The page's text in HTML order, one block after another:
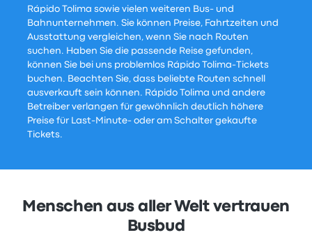
Rápido Tolima sowie vielen weiteren Bus- und
Bahnunternehmen. Sie können Preise, Fahrtzeiten und
Ausstattung vergleichen, wenn Sie nach Routen
suchen. Haben Sie die passende Reise gefunden,
können Sie bei uns problemlos Rápido Tolima-Tickets
buchen. Beachten Sie, dass beliebte Routen schnell
ausverkauft sein können. Rápido Tolima und andere
Betreiber verlangen für gewöhnlich deutlich höhere
Preise für Last-Minute- oder am Schalter gekaufte
Tickets.
Menschen aus aller Welt vertrauen
Busbud